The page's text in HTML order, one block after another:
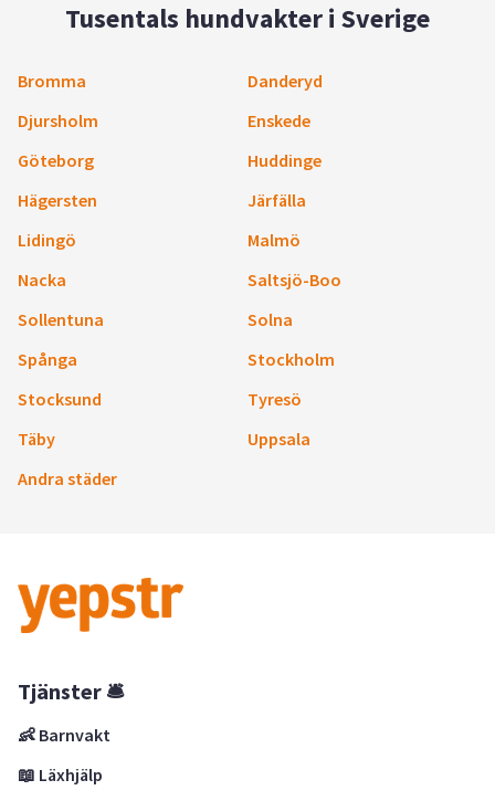
Tusentals hundvakter i Sverige
Bromma
Danderyd
Djursholm
Enskede
Göteborg
Huddinge
Hägersten
Järfälla
Lidingö
Malmö
Nacka
Saltsjö-Boo
Sollentuna
Solna
Spånga
Stockholm
Stocksund
Tyresö
Täby
Uppsala
Andra städer
Tjänster 🛎
👶 Barnvakt
📖 Läxhjälp